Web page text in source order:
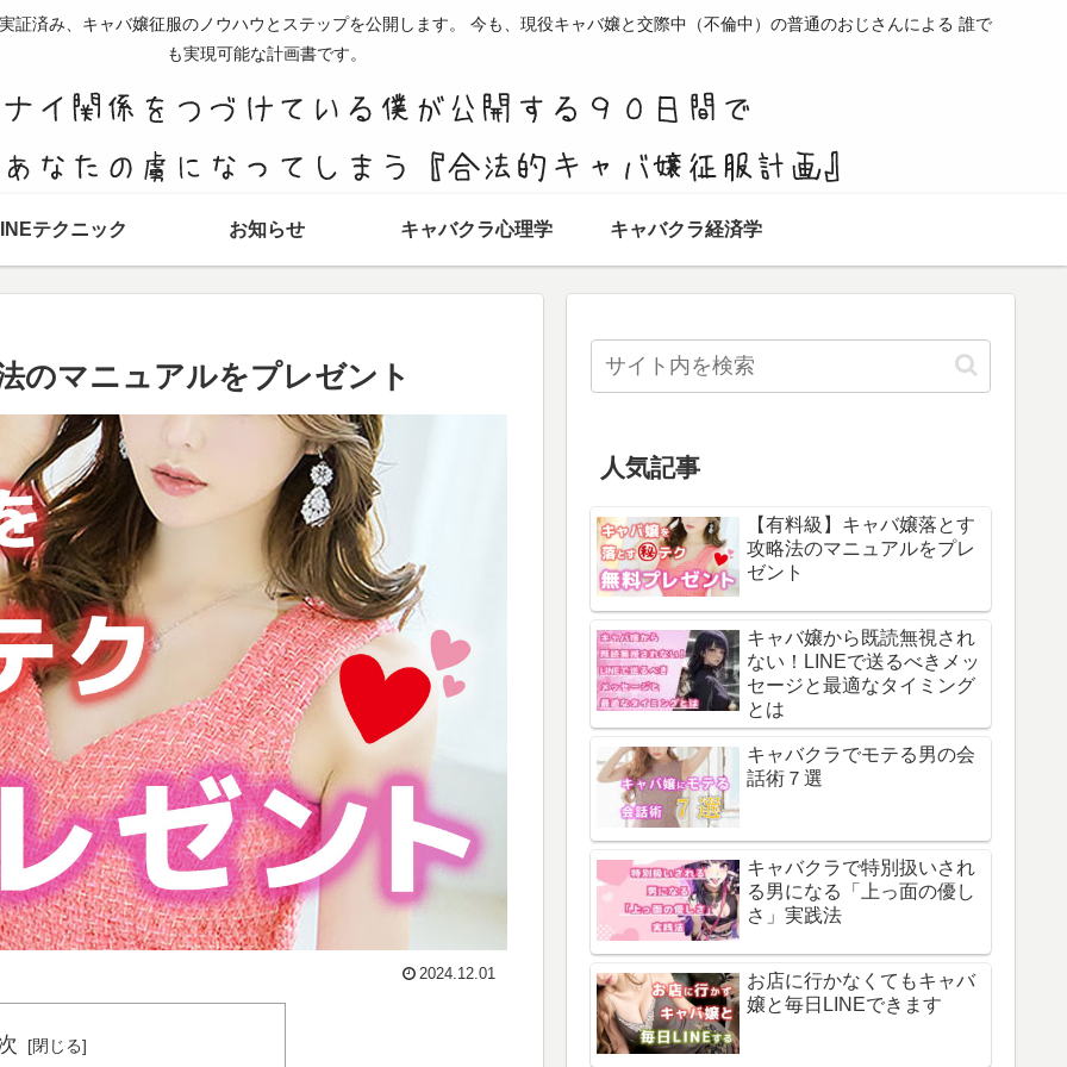
証済み、キャバ嬢征服のノウハウとステップを公開します。 今も、現役キャバ嬢と交際中（不倫中）の普通のおじさんによる 誰で
も実現可能な計画書です。
テクニック お知らせ キャバクラ心理学 キャバクラ経済学
のマニュアルをプレゼント
2024.12.01
人気記事
【有料級】キャバ嬢落とす
攻略法のマニュアルをプレ
ゼント
キャバ嬢から既読無視され
ない！LINEで送るべきメッ
セージと最適なタイミング
とは
キャバクラでモテる男の会
話術７選
キャバクラで特別扱いされ
る男になる「上っ面の優し
さ」実践法
お店に行かなくてもキャバ
嬢と毎日LINEできます